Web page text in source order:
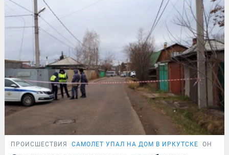
ПРОИСШЕСТВИЯ САМОЛЕТ УПАЛ НА ДОМ В ИРКУТСКЕ